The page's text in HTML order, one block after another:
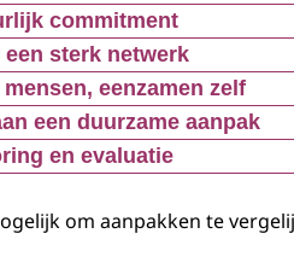
commitment
valt of staat met
een sterk netwerk
kan alleen in
eenzamen zelf
eenzame of één type
een duurzame aanpak
werkt om eenzaamheid te
en evaluatie
om aanpakken te